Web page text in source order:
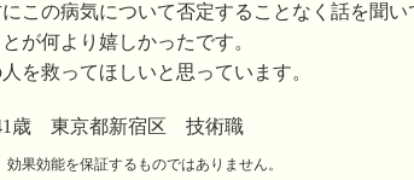
この病気について否定することなく話を聞
が何より嬉しかったです。
を救ってほしいと思っています。
歳 東京都新宿区 技術職
果効能を保証するものではありません。